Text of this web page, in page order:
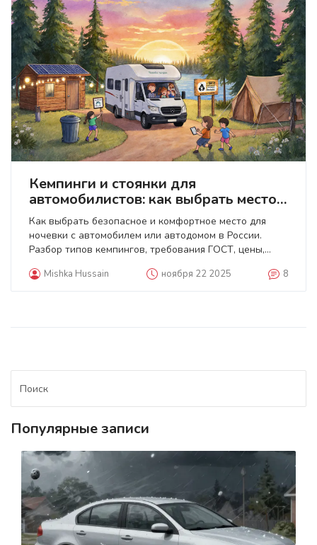
Кемпинги и стоянки для
автомобилистов: как выбрать место
для отдыха на природе
Как выбрать безопасное и комфортное место для
ночевки с автомобилем или автодомом в России.
Разбор типов кемпингов, требования ГОСТ, цены,
Mishka Hussain ноября 22 2025 8
Популярные записи